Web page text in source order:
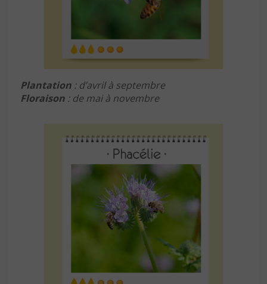
Plantation : d’avril à septembre
Floraison : de mai à novembre